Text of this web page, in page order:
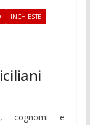
INCHIESTE
cognomi e